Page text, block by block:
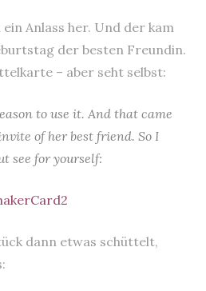
Anlass her. Und der kam
der besten Freundin.
– aber seht selbst:
to use it. And that came
of her best friend. So I
see for yourself:
dann etwas schüttelt,